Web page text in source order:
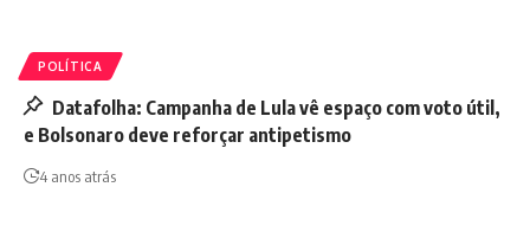
POLÍTICA
Datafolha: Campanha de Lula vê espaço com voto útil,
e Bolsonaro deve reforçar antipetismo
4 anos atrás